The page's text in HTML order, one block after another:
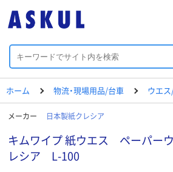
ホーム 物流・現場用品/台車 ウエ
メーカー 日本製紙クレシア
キムワイプ 紙ウエス ペーパー
レシア L-100